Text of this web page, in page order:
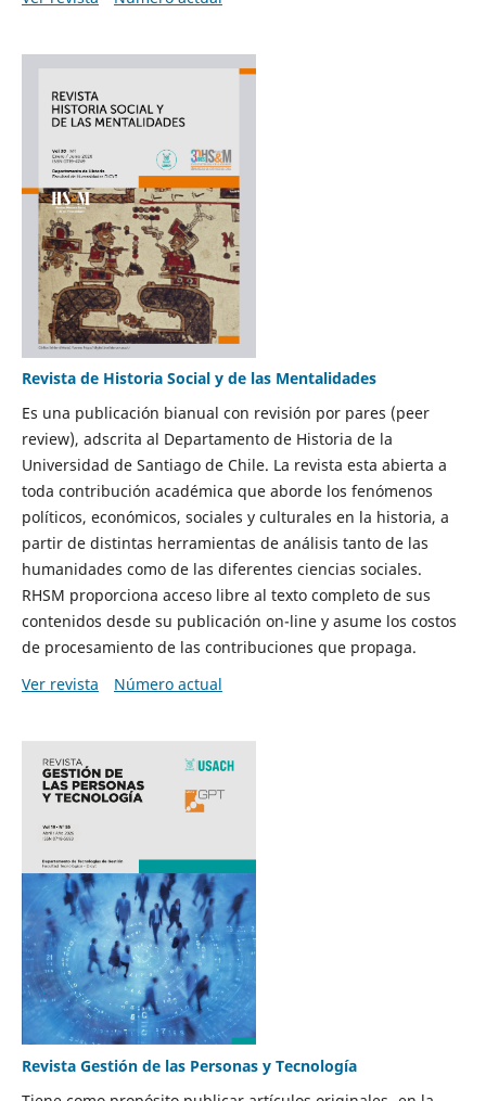
Revista de Historia Social y de las Mentalidades
Es una publicación bianual con revisión por pares (peer
review), adscrita al Departamento de Historia de la
Universidad de Santiago de Chile. La revista esta abierta a
toda contribución académica que aborde los fenómenos
políticos, económicos, sociales y culturales en la historia, a
partir de distintas herramientas de análisis tanto de las
humanidades como de las diferentes ciencias sociales.
RHSM proporciona acceso libre al texto completo de sus
contenidos desde su publicación on-line y asume los costos
de procesamiento de las contribuciones que propaga.
Ver revista
Número actual
Revista Gestión de las Personas y Tecnología